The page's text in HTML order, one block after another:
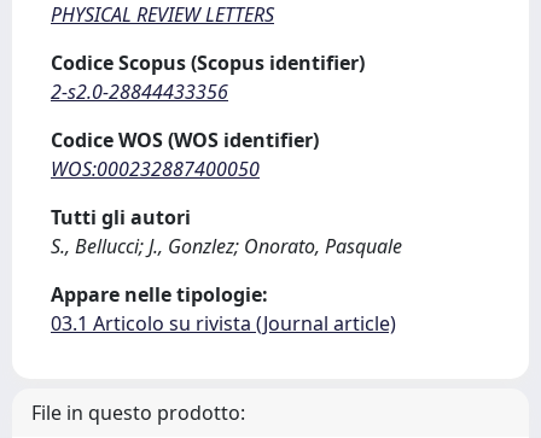
PHYSICAL REVIEW LETTERS
Codice Scopus (Scopus identifier)
2-s2.0-28844433356
Codice WOS (WOS identifier)
WOS:000232887400050
Tutti gli autori
S., Bellucci; J., Gonzlez; Onorato, Pasquale
Appare nelle tipologie:
03.1 Articolo su rivista (Journal article)
File in questo prodotto: